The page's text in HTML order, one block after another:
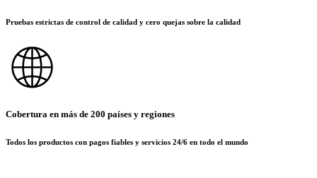
Pruebas estrictas de control de calidad y cero quejas sobre la calidad
Cobertura en más de 200 países y regiones
Todos los productos con pagos fiables y servicios 24/6 en todo el mundo